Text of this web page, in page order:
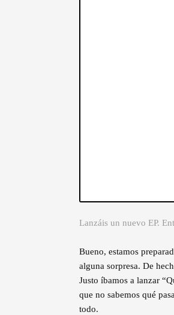
Lanzáis un nuevo EP.
Bueno, estamos
alguna sorpresa. De
Justo íbamos a lanzar
que no sabemos qué
todo.